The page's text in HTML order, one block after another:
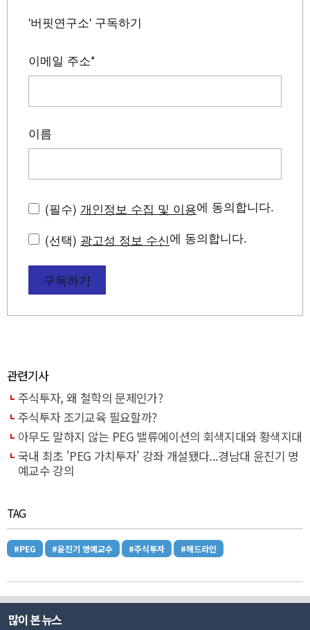
'버핏연구소' 구독하기
이메일 주소*
이름
(필수) 개인정보 수집 및 이용에 동의합니다.
(선택) 광고성 정보 수신에 동의합니다.
구독하기
관련기사
주식투자, 왜 철학의 문제인가?
주식투자 조기교육 필요할까?
아무도 말하지 않는 PEG 밸류에이션의 회색지대와 황색지대
국내 최초 'PEG 가치투자' 강좌 개설됐다...경남대 윤진기 명
예교수 강의
TAG
#PEG #윤진기 명예교수 #주식투자 #헤드라인
많이 본 뉴스